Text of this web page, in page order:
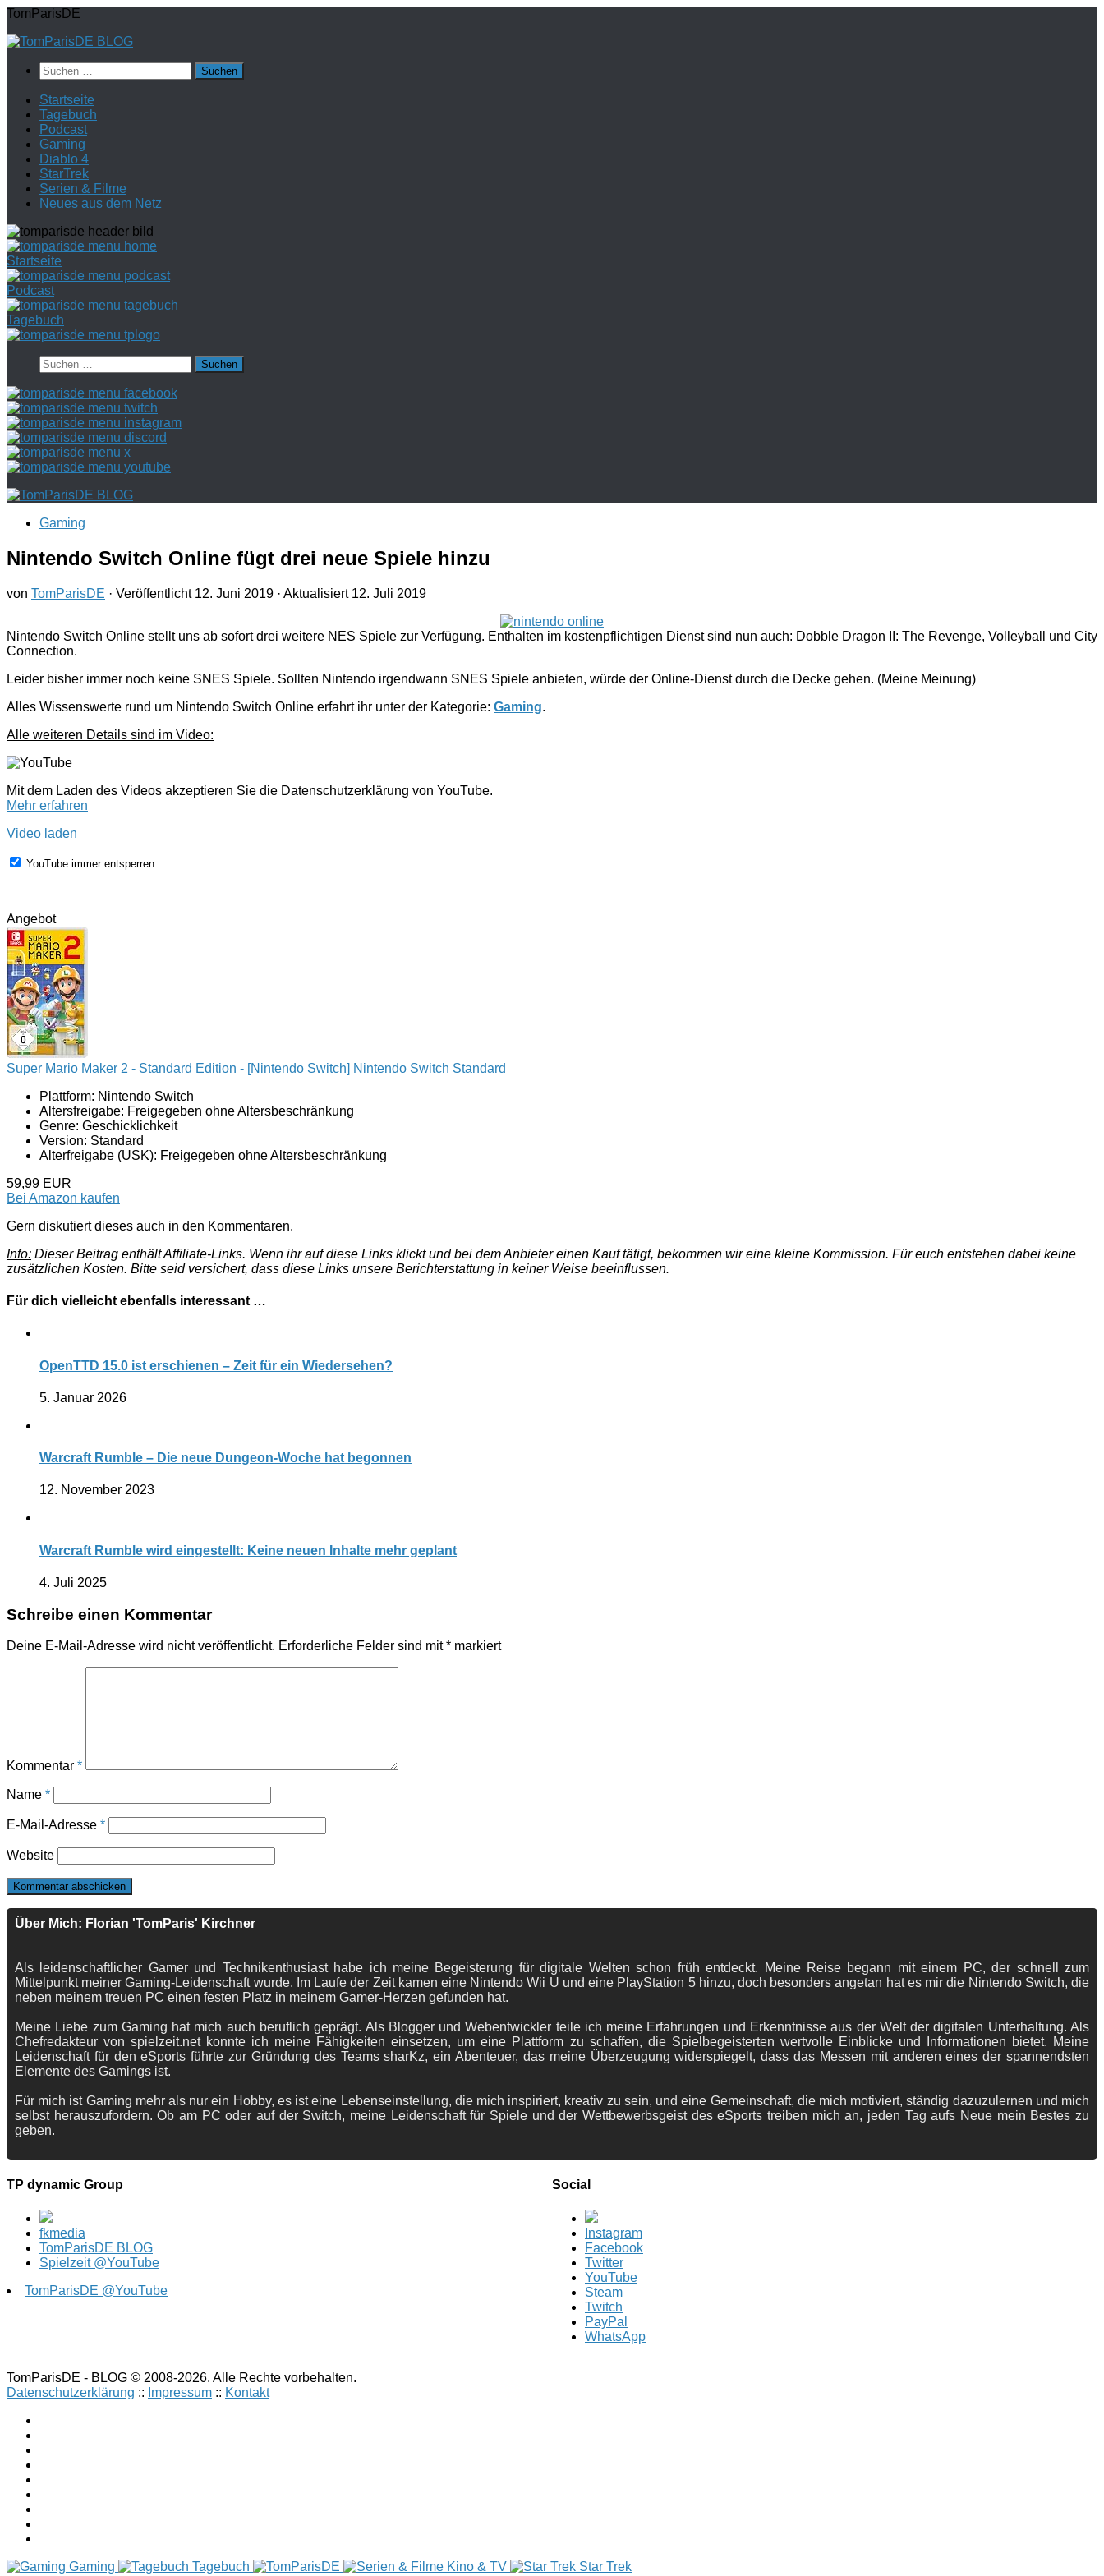
Zum
springen
TomParisDE
Suchen
nach:
Startseite
Tagebuch
Podcast
Gaming
Diablo 4
StarTrek
Serien & Filme
Neues aus dem Netz
Startseite
Podcast
Tagebuch
Suchen
nach:
Gaming
Nintendo Switch Online fügt drei neue Spiele hinzu
von TomParisDE · Veröffentlicht 12. Juni 2019 · Aktualisiert 12. Juli 2019
Nintendo Switch Online stellt uns ab sofort drei weitere NES Spiele zur Verfügung. Enthalten im kostenpflichtigen Dienst sind nun auch: Dobble Dragon II: The Revenge, Volleyball und City
Connection.
Leider bisher immer noch keine SNES Spiele. Sollten Nintendo irgendwann SNES Spiele anbieten, würde der Online-Dienst durch die Decke gehen. (Meine Meinung)
Alles Wissenswerte rund um Nintendo Switch Online erfahrt ihr unter der Kategorie: Gaming.
Alle weiteren Details sind im Video:
Mit dem Laden des Videos akzeptieren Sie die Datenschutzerklärung von YouTube.
Mehr erfahren
Video laden
YouTube immer entsperren
Angebot
Super Mario Maker 2 - Standard Edition - [Nintendo Switch] Nintendo Switch Standard
Plattform: Nintendo Switch
Altersfreigabe: Freigegeben ohne Altersbeschränkung
Genre: Geschicklichkeit
Version: Standard
Alterfreigabe (USK): Freigegeben ohne Altersbeschränkung
59,99 EUR
Bei Amazon kaufen
Gern diskutiert dieses auch in den Kommentaren.
Info: Dieser Beitrag enthält Affiliate-Links. Wenn ihr auf diese Links klickt und bei dem Anbieter einen Kauf tätigt, bekommen wir eine kleine Kommission. Für euch entstehen dabei keine
zusätzlichen Kosten. Bitte seid versichert, dass diese Links unsere Berichterstattung in keiner Weise beeinflussen.
Für dich vielleicht ebenfalls interessant …
OpenTTD 15.0 ist erschienen – Zeit für ein Wiedersehen?
5. Januar 2026
Warcraft Rumble – Die neue Dungeon-Woche hat begonnen
12. November 2023
Warcraft Rumble wird eingestellt: Keine neuen Inhalte mehr geplant
4. Juli 2025
Schreibe einen Kommentar
Deine E-Mail-Adresse wird nicht veröffentlicht. Erforderliche Felder sind mit* markiert
Kommentar *
Name *
E-Mail-Adresse *
Website
Über Mich: Florian 'TomParis' Kirchner
Als leidenschaftlicher Gamer und Technikenthusiast habe ich meine Begeisterung für digitale Welten schon früh entdeckt. Meine Reise begann mit einem PC, der schnell zum
Mittelpunkt meiner Gaming-Leidenschaft wurde. Im Laufe der Zeit kamen eine Nintendo Wii U und eine PlayStation 5 hinzu, doch besonders angetan hat es mir die Nintendo Switch, die
neben meinem treuen PC einen festen Platz in meinem Gamer-Herzen gefunden hat.
Meine Liebe zum Gaming hat mich auch beruflich geprägt. Als Blogger und Webentwickler teile ich meine Erfahrungen und Erkenntnisse aus der Welt der digitalen Unterhaltung. Als
Chefredakteur von spielzeit.net konnte ich meine Fähigkeiten einsetzen, um eine Plattform zu schaffen, die Spielbegeisterten wertvolle Einblicke und Informationen bietet. Meine
Leidenschaft für den eSports führte zur Gründung des Teams sharKz, ein Abenteuer, das meine Überzeugung widerspiegelt, dass das Messen mit anderen eines der spannendsten
Elemente des Gamings ist.
Für mich ist Gaming mehr als nur ein Hobby, es ist eine Lebenseinstellung, die mich inspiriert, kreativ zu sein, und eine Gemeinschaft, die mich motiviert, ständig dazuzulernen und mich
selbst herauszufordern. Ob am PC oder auf der Switch, meine Leidenschaft für Spiele und der Wettbewerbsgeist des eSports treiben mich an, jeden Tag aufs Neue mein Bestes zu
geben.
TP dynamic Group
fkmedia
TomParisDE BLOG
Spielzeit @YouTube
TomParisDE @YouTube
Social
Instagram
Facebook
Twitter
YouTube
Steam
Twitch
PayPal
WhatsApp
TomParisDE - BLOG © 2008-2026. Alle Rechte vorbehalten.
Datenschutzerklärung :: Impressum :: Kontakt
Gaming Tagebuch Kino & TV Star Trek